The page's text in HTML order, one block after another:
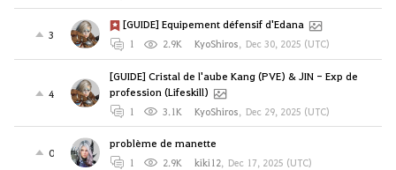
3
[GUIDE] Equipement défensif d'Edana
1 2.9K KyoShiros, Dec 30, 2025 (UTC)
4
[GUIDE] Cristal de l'aube Kang (PVE) & JIN - Exp de
profession (Lifeskill)
1 3.1K KyoShiros, Dec 29, 2025 (UTC)
0
problème de manette
1 2.9K kiki12, Dec 17, 2025 (UTC)